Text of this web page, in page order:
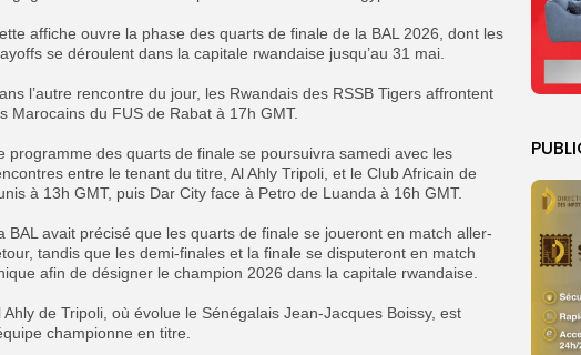
affiche ouvre la phase des quarts de finale de la BAL 2026, dont les
se déroulent dans la capitale rwandaise jusqu’au 31 mai.
l’autre rencontre du jour, les Rwandais des RSSB Tigers affrontent
Marocains du FUS de Rabat à 17h GMT.
programme des quarts de finale se poursuivra samedi avec les
entre le tenant du titre, Al Ahly Tripoli, et le Club Africain de
à 13h GMT, puis Dar City face à Petro de Luanda à 16h GMT.
BAL avait précisé que les quarts de finale se joueront en match aller-
tandis que les demi-finales et la finale se disputeront en match
afin de désigner le champion 2026 dans la capitale rwandaise.
Ahly de Tripoli, où évolue le Sénégalais Jean-Jacques Boissy, est
championne en titre.